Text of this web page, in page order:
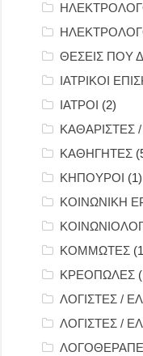
ΘΕΣΕΙΣ ΠΟΥ
ΙΑΤΡΙΚΟΙ
ΙΑΤΡΟΙ (2)
ΚΑΘΑΡΙΣΤΕΣ
ΚΑΘΗΓΗΤΕΣ
ΚΗΠΟΥΡΟΙ (1)
ΚΟΙΝΩΝΙΚΗ
ΚΟΜΜΩΤΕΣ
ΚΡΕΟΠΩΛΕΣ
ΛΟΓΙΣΤΕΣ /
ΛΟΓΙΣΤΕΣ /